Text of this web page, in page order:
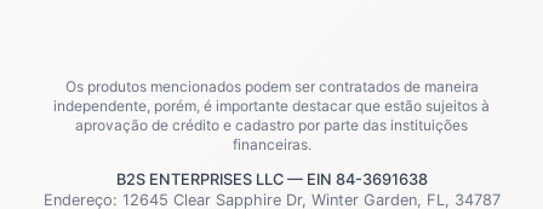
Os produtos mencionados podem ser contratados de maneira
independente, porém, é importante destacar que estão sujeitos à
aprovação de crédito e cadastro por parte das instituições
financeiras.
B2S ENTERPRISES LLC — EIN 84-3691638
Endereço: 12645 Clear Sapphire Dr, Winter Garden, FL, 34787